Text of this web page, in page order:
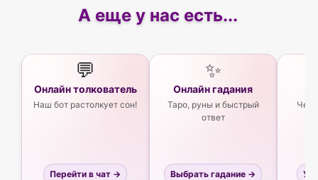
А еще у нас есть...
💬
Онлайн толкователь
Наш бот растолкует сон!
Перейти в чат →
✨
Онлайн гадания
Таро, руны и быстрый
ответ
Выбрать гадание →